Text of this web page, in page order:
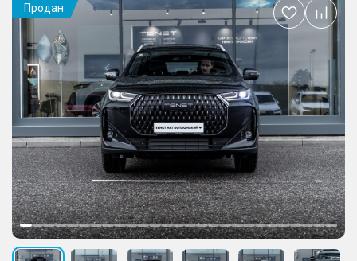
Продан
Добавить
в
избранное